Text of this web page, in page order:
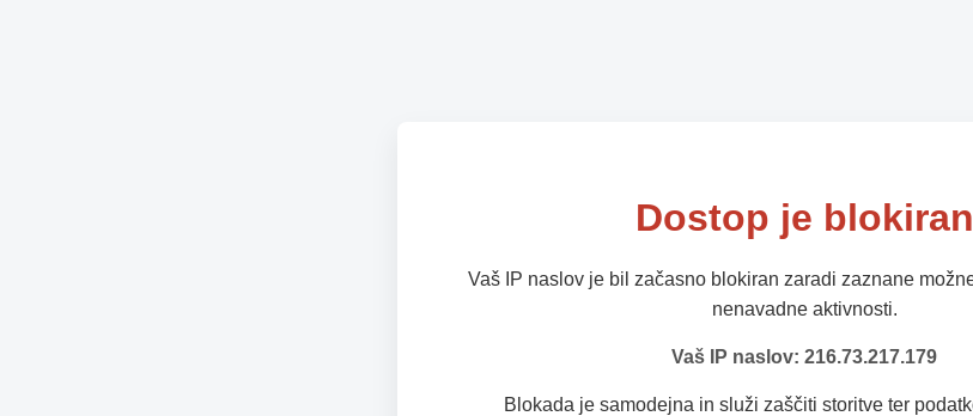
Dostop je blokiran
Vaš IP naslov je bil začasno blokiran zaradi zaznane
nenavadne aktivnosti.
Vaš IP naslov: 216.73.217.179
Blokada je samodejna in služi zaščiti storitve ter